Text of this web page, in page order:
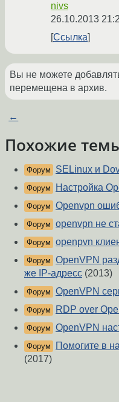
nivs
26.10.2013
Ссылка
Вы не можете
перемещена в архив.
←
Похожие
Форум SELinux и
Форум Настройка
Форум Openvpn
Форум openvpn не
Форум openpvn
Форум OpenVPN
же IP-адресс (2013)
Форум OpenVPN
Форум RDP over
Форум OpenVPN
Форум
Помогите в
(2017)